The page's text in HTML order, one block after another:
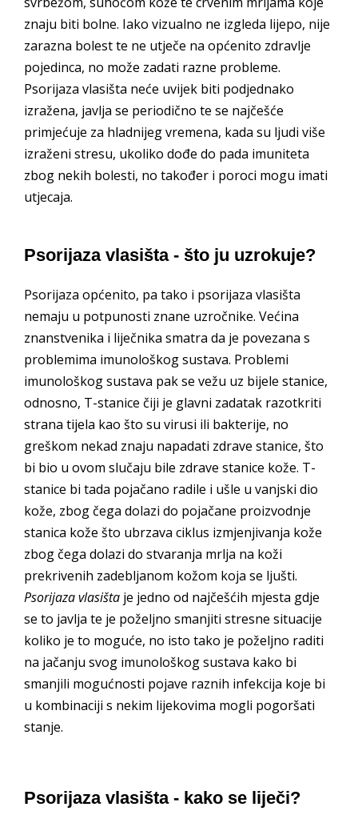
znaju biti bolne. Iako vizualno ne izgleda lijepo, nije
zarazna bolest te ne utječe na općenito zdravlje
pojedinca, no može zadati razne probleme.
Psorijaza vlasišta neće uvijek biti podjednako
izražena, javlja se periodično te se najčešće
primjećuje za hladnijeg vremena, kada su ljudi više
izraženi stresu, ukoliko dođe do pada imuniteta
zbog nekih bolesti, no također i poroci mogu imati
utjecaja.
Psorijaza vlasišta - što ju uzrokuje?
Psorijaza općenito, pa tako i psorijaza vlasišta
nemaju u potpunosti znane uzročnike. Većina
znanstvenika i liječnika smatra da je povezana s
problemima imunološkog sustava. Problemi
imunološkog sustava pak se vežu uz bijele stanice,
odnosno, T-stanice čiji je glavni zadatak razotkriti
strana tijela kao što su virusi ili bakterije, no
greškom nekad znaju napadati zdrave stanice, što
bi bio u ovom slučaju bile zdrave stanice kože. T-
stanice bi tada pojačano radile i ušle u vanjski dio
kože, zbog čega dolazi do pojačane proizvodnje
stanica kože što ubrzava ciklus izmjenjivanja kože
zbog čega dolazi do stvaranja mrlja na koži
prekrivenih zadebljanom kožom koja se ljušti.
Psorijaza vlasišta je jedno od najčešćih mjesta gdje
se to javlja te je poželjno smanjiti stresne situacije
koliko je to moguće, no isto tako je poželjno raditi
na jačanju svog imunološkog sustava kako bi
smanjili mogućnosti pojave raznih infekcija koje bi
u kombinaciji s nekim lijekovima mogli pogoršati
stanje.
Psorijaza vlasišta - kako se liječi?